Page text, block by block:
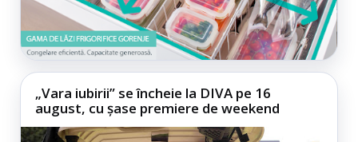
„Vara iubirii” se încheie la DIVA pe 16
august, cu șase premiere de weekend